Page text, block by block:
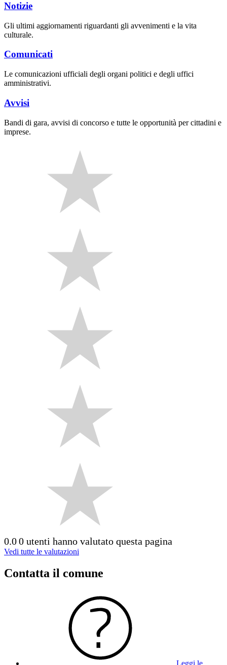
Notizie
Gli ultimi aggiornamenti riguardanti gli avvenimenti e la vita
culturale.
Comunicati
Le comunicazioni ufficiali degli organi politici e degli uffici
amministrativi.
Avvisi
Bandi di gara, avvisi di concorso e tutte le opportunità per cittadini e
imprese.
0.00 utenti hanno valutato questa pagina
Vedi tutte le valutazioni
Contatta il comune